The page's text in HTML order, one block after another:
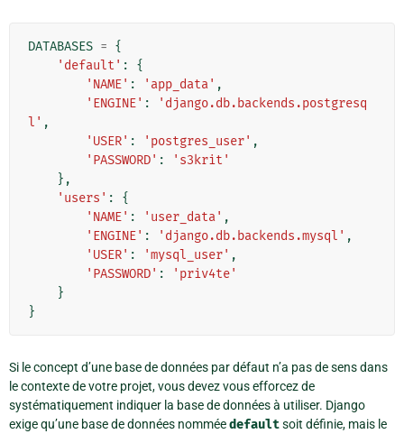
DATABASES = {
'default' :
{
'NAME' : 'app_data' ,
'ENGINE' :
'django.db.backends.postgresq
l' ,
'USER' : 'postgres_user' ,
'PASSWORD' :
's3krit'
},
'users' :
{
'NAME' : 'user_data' ,
'ENGINE' : 'django.db.backends.mysql' ,
'USER' : 'mysql_user' ,
'PASSWORD' :
'priv4te'
}
}
Si le concept d’une base de données par défaut n’a pas de sens dans
le contexte de votre projet, vous devez vous efforcez de
systématiquement indiquer la base de données à utiliser. Django
exige qu’une base de données nomméedefaultsoit définie, mais le